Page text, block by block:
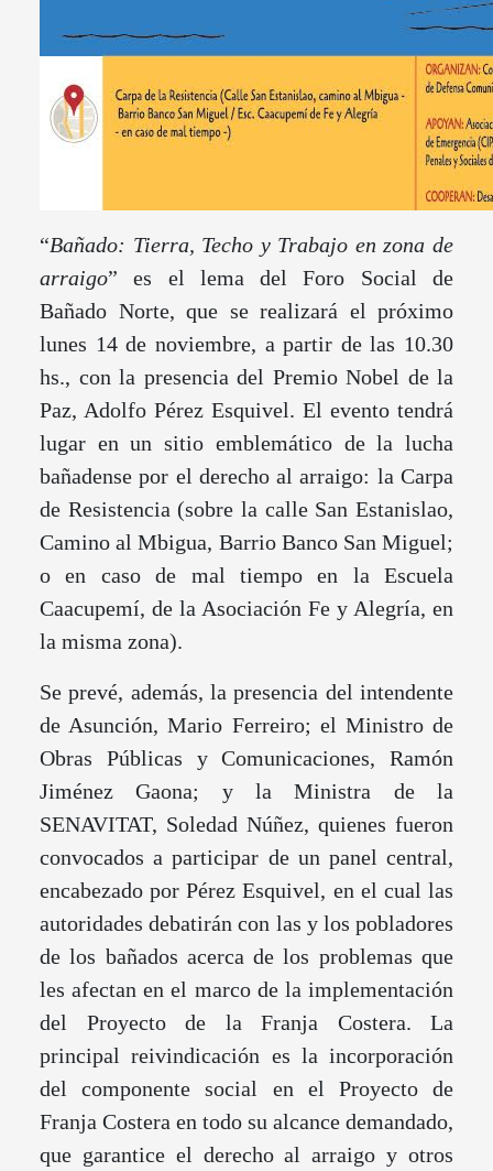
“Bañado: Tierra, Techo y Trabajo en zona de
arraigo” es el lema del Foro Social de
Bañado Norte, que se realizará el próximo
lunes 14 de noviembre, a partir de las 10.30
hs., con la presencia del Premio Nobel de la
Paz, Adolfo Pérez Esquivel. El evento tendrá
lugar en un sitio emblemático de la lucha
bañadense por el derecho al arraigo: la Carpa
de Resistencia (sobre la calle San Estanislao,
Camino al Mbigua, Barrio Banco San Miguel;
o en caso de mal tiempo en la Escuela
Caacupemí, de la Asociación Fe y Alegría, en
la misma zona).
Se prevé, además, la presencia del intendente
de Asunción, Mario Ferreiro; el Ministro de
Obras Públicas y Comunicaciones, Ramón
Jiménez Gaona; y la Ministra de la
SENAVITAT, Soledad Núñez, quienes fueron
convocados a participar de un panel central,
encabezado por Pérez Esquivel, en el cual las
autoridades debatirán con las y los pobladores
de los bañados acerca de los problemas que
les afectan en el marco de la implementación
del Proyecto de la Franja Costera. La
principal reivindicación es la incorporación
del componente social en el Proyecto de
Franja Costera en todo su alcance demandado,
que garantice el derecho al arraigo y otros